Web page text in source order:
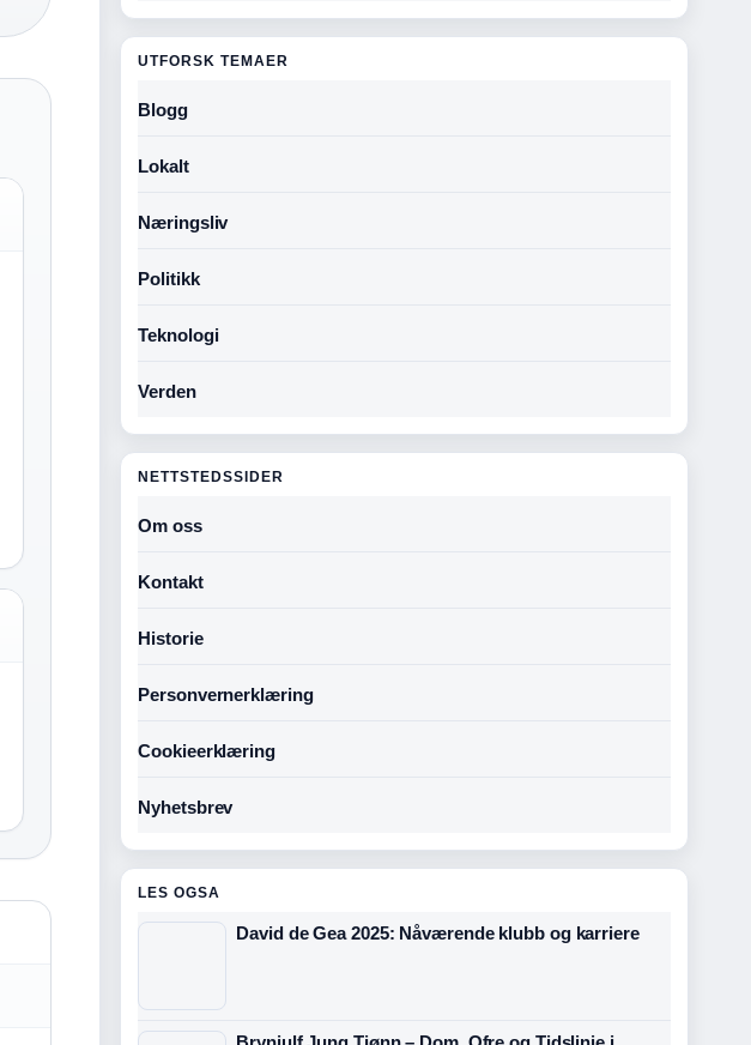
UTFORSK TEMAER
Blogg
Lokalt
Næringsliv
Politikk
Teknologi
Verden
NETTSTEDSSIDER
Om oss
Kontakt
Historie
Personvernerklæring
Cookieerklæring
Nyhetsbrev
LES OGSA
David de Gea 2025: Nåværende klubb og karriere